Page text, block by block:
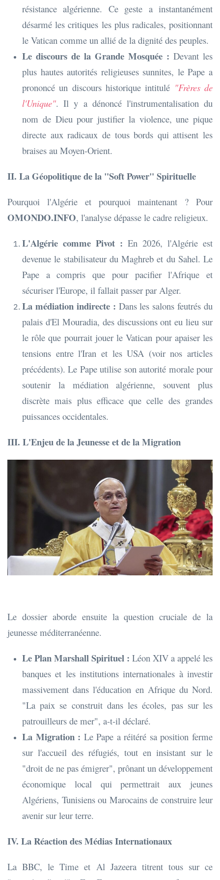
résistance algérienne. Ce geste a instantanément
désarmé les critiques les plus radicales, positionnant
le Vatican comme un allié de la dignité des peuples.
Le discours de la Grande Mosquée : Devant les
plus hautes autorités religieuses sunnites, le Pape a
prononcé un discours historique intitulé "Frères de
l'Unique". Il y a dénoncé l'instrumentalisation du
nom de Dieu pour justifier la violence, une pique
directe aux radicaux de tous bords qui attisent les
braises au Moyen-Orient.
II. La Géopolitique de la "Soft Power" Spirituelle
Pourquoi l'Algérie et pourquoi maintenant ? Pour
OMONDO.INFO, l'analyse dépasse le cadre religieux.
L'Algérie comme Pivot : En 2026, l'Algérie est
devenue le stabilisateur du Maghreb et du Sahel. Le
Pape a compris que pour pacifier l'Afrique et
sécuriser l'Europe, il fallait passer par Alger.
La médiation indirecte : Dans les salons feutrés du
palais d'El Mouradia, des discussions ont eu lieu sur
le rôle que pourrait jouer le Vatican pour apaiser les
tensions entre l'Iran et les USA (voir nos articles
précédents). Le Pape utilise son autorité morale pour
soutenir la médiation algérienne, souvent plus
discrète mais plus efficace que celle des grandes
puissances occidentales.
III. L'Enjeu de la Jeunesse et de la Migration
Le dossier aborde ensuite la question cruciale de la
jeunesse méditerranéenne.
Le Plan Marshall Spirituel : Léon XIV a appelé les
banques et les institutions internationales à investir
massivement dans l'éducation en Afrique du Nord.
"La paix se construit dans les écoles, pas sur les
patrouilleurs de mer", a-t-il déclaré.
La Migration : Le Pape a réitéré sa position ferme
sur l'accueil des réfugiés, tout en insistant sur le
"droit de ne pas émigrer", prônant un développement
économique local qui permettrait aux jeunes
Algériens, Tunisiens ou Marocains de construire leur
avenir sur leur terre.
IV. La Réaction des Médias Internationaux
La BBC, le Time et Al Jazeera titrent tous sur ce